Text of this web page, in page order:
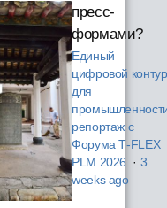
пресс-
формами?
Единый
цифровой контур
для
репортаж с
Форума T‑FLEX
PLM 2026 · 3
weeks ago